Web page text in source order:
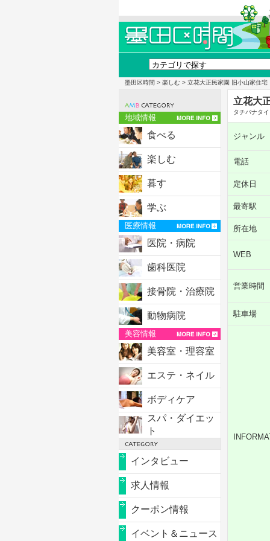
墨田区時間 > 楽しむ > 立花大正民家園 旧小山家住宅
地域情報
食べる
楽しむ
暮す
学ぶ
医療情報
医院・病院
歯科医院
接骨院・治療院
動物病院
美容情報
美容室・理容室
エステ・ネイル
ボディケア
スパ・ダイエッ
ト
インタビュー
求人情報
クーポン情報
イベント＆ニュース
立花大
タチバナタ
ジャンル
電話
定休日
最寄駅
所在地
WEB
営業時間
駐車場